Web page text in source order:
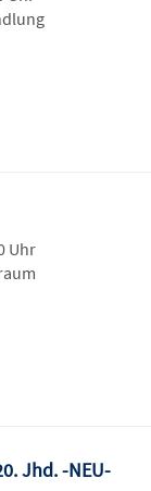
Uhr
Jhd. -NEU-